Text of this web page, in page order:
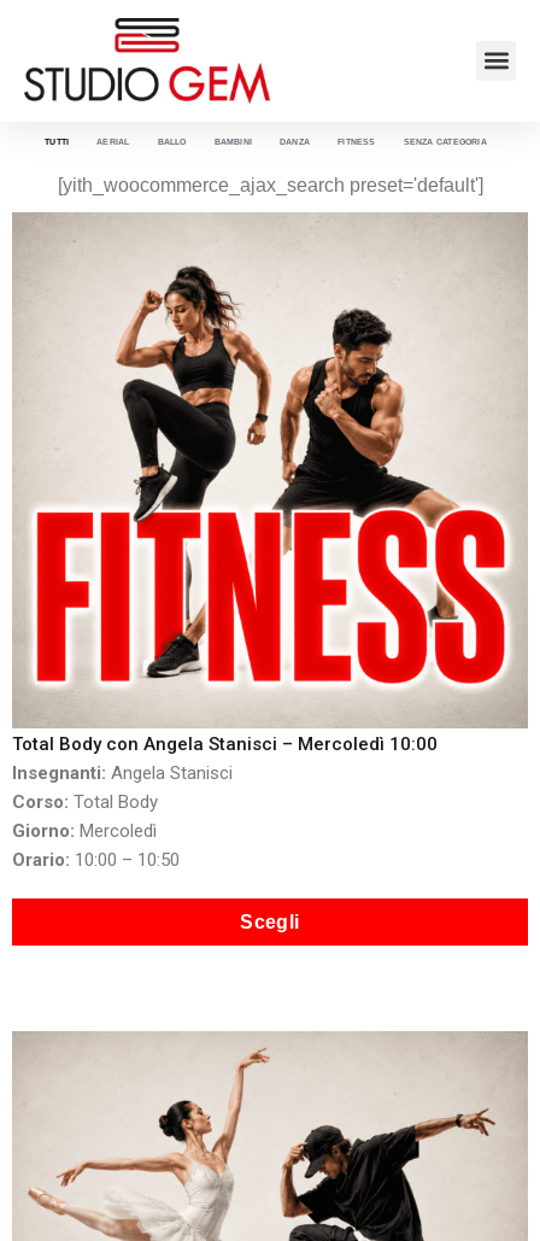
AERIAL BALLO BAMBINI DANZA FITNESS SENZA CATEGORIA
TUTTI
[yith_woocommerce_ajax_search preset='default']
Total Body con Angela Stanisci – Mercoledì 10:00
Insegnanti: Angela Stanisci
Corso: Total Body
Giorno: Mercoledì
Orario: 10:00 – 10:50
Scegli